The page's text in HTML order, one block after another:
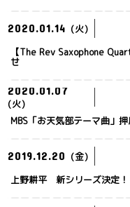
2020.01.14 (火)
【The Rev Saxophone
せ
2020.01.07
(火)
MBS「お天気部テーマ曲」
2019.12.20 (金)
上野耕平 新シリーズ決定！